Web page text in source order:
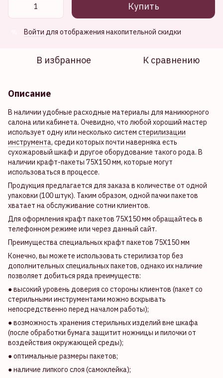
Купить
Войти для отображения накопительной скидки
В избранное К сравнению
Описание
В наличии удобные расходные материалы для маникюрного
салона или кабинета. Очевидно, что любой хороший мастер
использует одну или несколько систем стерилизации
инструмента, среди которых почти наверняка есть
сухожаровый шкаф и другое оборудование такого рода. В
наличии крафт-пакеты 75Х150 мм, которые могут
использоваться в процессе.
Продукция предлагается для заказа в количестве от одной
упаковки (100 штук). Таким образом, одной пачки пакетов
хватает на обслуживание сотни клиентов.
Для оформления крафт пакетов 75Х150 мм обращайтесь в
телефонном режиме или через данный сайт.
Преимущества специальных крафт пакетов 75Х150 мм
Конечно, вы можете использовать стерилизатор без
дополнительных специальных пакетов, однако их наличие
позволяет добиться ряда преимуществ:
● высокий уровень доверия со стороны клиентов (пакет со
стерильными инструментами можно вскрывать
непосредственно перед началом работы);
● возможность хранения стерильных изделий вне шкафа
(после обработки бумага защитит ножницы и пилочки от
воздействия окружающей среды);
● оптимальные размеры пакетов;
● наличие липкого слоя (самоклейка);